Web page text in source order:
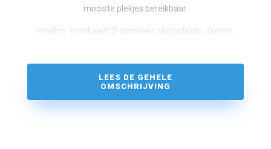
mooiste plekjes bereikbaar.
Indeling: Voorkajuit; 2-persoons slaapplaats, dinette,
met stuurstand en 5 zitplaatsen.
Achterkajuit; 2-persoons slaapplaats, 1-persoons
slaapplaats en bergruimte. Klein achterdek met
LEES DE GEHELE
OMSCHRIJVING